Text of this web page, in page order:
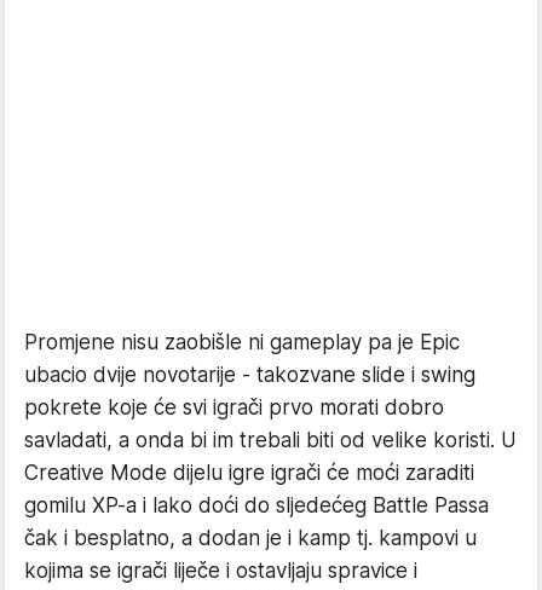
Promjene nisu zaobišle ni gameplay pa je Epic
ubacio dvije novotarije - takozvane slide i swing
pokrete koje će svi igrači prvo morati dobro
savladati, a onda bi im trebali biti od velike koristi. U
Creative Mode dijelu igre igrači će moći zaraditi
gomilu XP-a i lako doći do sljedećeg Battle Passa
čak i besplatno, a dodan je i kamp tj. kampovi u
kojima se igrači liječe i ostavljaju spravice i